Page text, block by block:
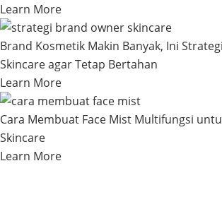
Learn More
Brand Kosmetik Makin Banyak, Ini
Skincare agar Tetap Bertahan
Learn More
Cara Membuat Face Mist Multifungsi
Skincare
Learn More